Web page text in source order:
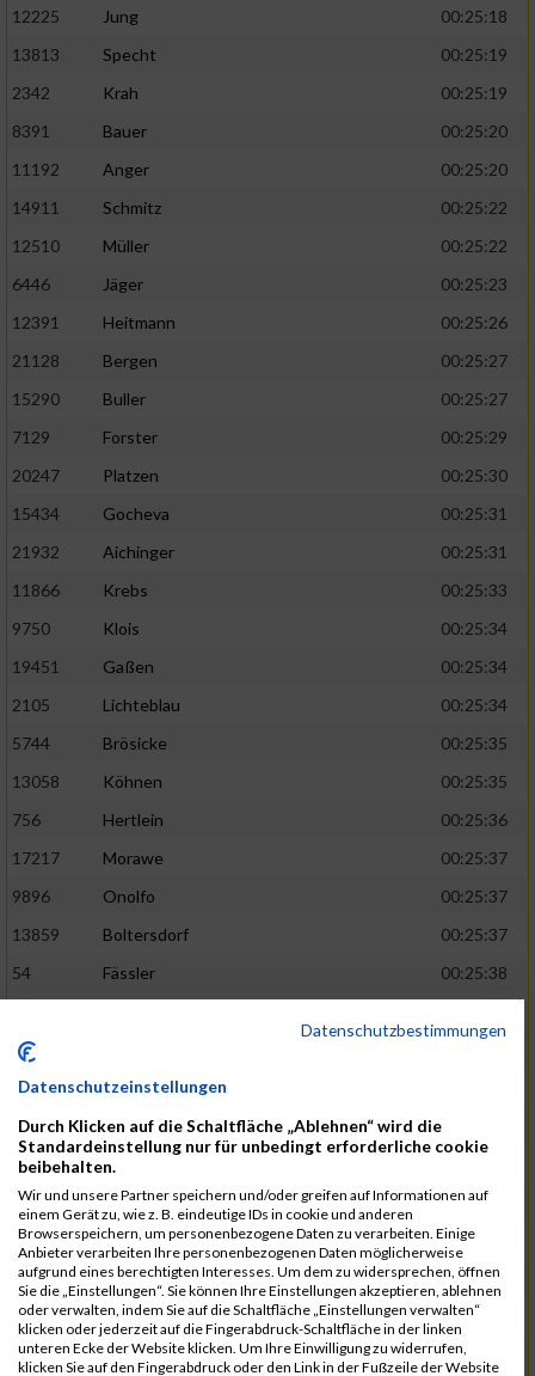
12225
Jung
00:25:18
13813
Specht
00:25:19
2342
Krah
00:25:19
8391
Bauer
00:25:20
11192
Anger
00:25:20
14911
Schmitz
00:25:22
12510
Müller
00:25:22
6446
Jäger
00:25:23
12391
Heitmann
00:25:26
21128
Bergen
00:25:27
15290
Buller
00:25:27
7129
Forster
00:25:29
20247
Platzen
00:25:30
15434
Gocheva
00:25:31
21932
Aichinger
00:25:31
11866
Krebs
00:25:33
9750
Klois
00:25:34
19451
Gaßen
00:25:34
2105
Lichteblau
00:25:34
5744
Brösicke
00:25:35
13058
Köhnen
00:25:35
756
Hertlein
00:25:36
17217
Morawe
00:25:37
9896
Onolfo
00:25:37
13859
Boltersdorf
00:25:37
54
Fässler
00:25:38
13253
2317
Golbar
5561
Lück
00:25:38
12006
Laudien
9273
Nicotra
00:25:38
7717
Lades
00:25:38
15581
Adamczak
00:25:38
3162
Heilig
00:25:39
3107
Schork 00:25:40
Datenschutzbestimmungen
Datenschutzeinstellungen
Durch Klicken auf die Schaltfläche „Ablehnen“ wird die
Standardeinstellung nur für unbedingt erforderliche cookie
beibehalten.
Wir und unsere Partner speichern und/oder greifen auf Informationen auf
einem Gerät zu, wie z. B. eindeutige IDs in cookie und anderen
Browserspeichern, um personenbezogene Daten zu verarbeiten. Einige
Anbieter verarbeiten Ihre personenbezogenen Daten möglicherweise
aufgrund eines berechtigten Interesses. Um dem zu widersprechen, öffnen
Sie die „Einstellungen“. Sie können Ihre Einstellungen akzeptieren, ablehnen
oder verwalten, indem Sie auf die Schaltfläche „Einstellungen verwalten“
klicken oder jederzeit auf die Fingerabdruck-Schaltfläche in der linken
unteren Ecke der Website klicken. Um Ihre Einwilligung zu widerrufen,
klicken Sie auf den Fingerabdruck oder den Link in der Fußzeile der Website